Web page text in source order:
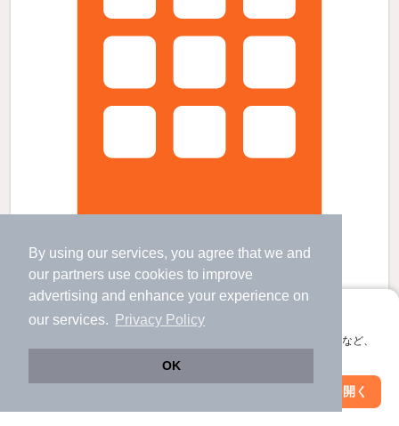
By using our services, you agree that we and
our partners use cookies to improve
advertising and enhance your experience on
our services.
Privacy Policy
OK
アプリに切り替えて、サクサクお部屋探し
会員登録なしですぐ使える。マップ検索やお気に入り保存など、
アプリを開く
アップルンの賃貸物件
すべての写真
徳和駅 歩 32
東松阪駅 歩35
三重県松阪市久保町
2階建 / 19年4ヶ月 / 木造
駐車場あり
絞り込み条件を変更